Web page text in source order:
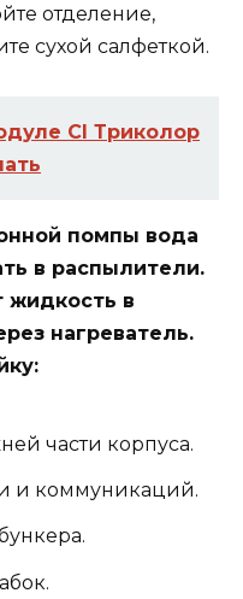
отделение,
сухой салфеткой.
CI Триколор
помпы вода
в распылители.
жидкость в
нагреватель.
части корпуса.
и коммуникаций.